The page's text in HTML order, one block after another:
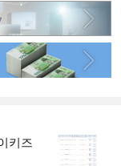
키즈